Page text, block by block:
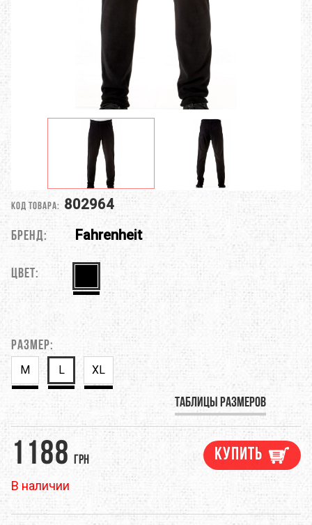
Код товара: 802964
Бренд: Fahrenheit
Цвет:
Размер:
M L XL
Таблицы размеров
1188 грн
В наличии
Купить